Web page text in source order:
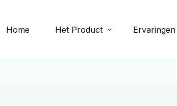
Home Het Product Ervaringen